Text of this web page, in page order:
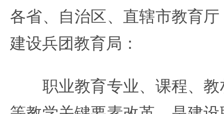
各省、自治区、直辖市教育
建设兵团教育局：
职业教育专业、课程、教